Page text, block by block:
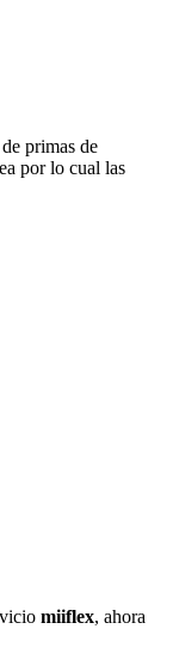
primas de
por lo cual las
miiflex, ahora